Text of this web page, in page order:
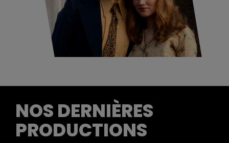
NOS DERNIÈRES
PRODUCTIONS